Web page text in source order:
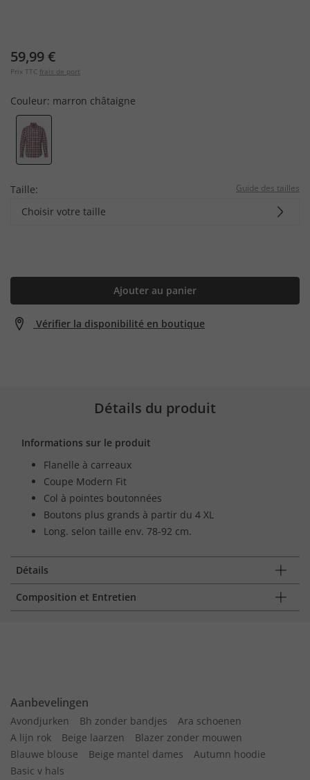
59,99 €
Prix TTC frais de port
Couleur: marron châtaigne
Taille: Guide des tailles
Choisir votre taille
Ajouter au panier
Vérifier la disponibilité en boutique
Détails du produit
Informations sur le produit
Flanelle à carreaux
Coupe Modern Fit
Col à pointes boutonnées
Boutons plus grands à partir du 4 XL
Long. selon taille env. 78-92 cm.
Détails
Composition et Entretien
Aanbevelingen
Avondjurken Bh zonder bandjes
Ara schoenen
A lijn rok
Beige laarzen
Blazer zonder mouwen
Blauwe blouse
Beige mantel dames
Autumn hoodie
Basic v hals